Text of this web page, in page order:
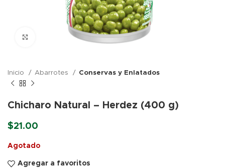
Click para agrandar
Inicio Abarrotes Conservas y Enlatados
Chicharo Natural – Herdez (400 g)
$21.00
Agotado
Agregar a favoritos